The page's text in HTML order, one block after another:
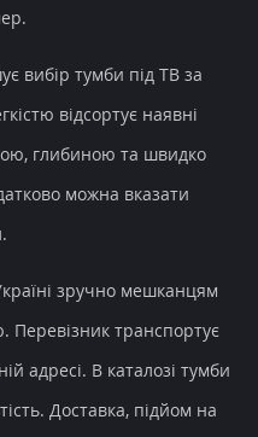
вибір тумби під ТВ за
відсортує наявні
глибиною та швидко
можна вказати
зручно мешканцям
Перевізник транспортує
адресі. В каталозі тумби
Доставка, підйом на